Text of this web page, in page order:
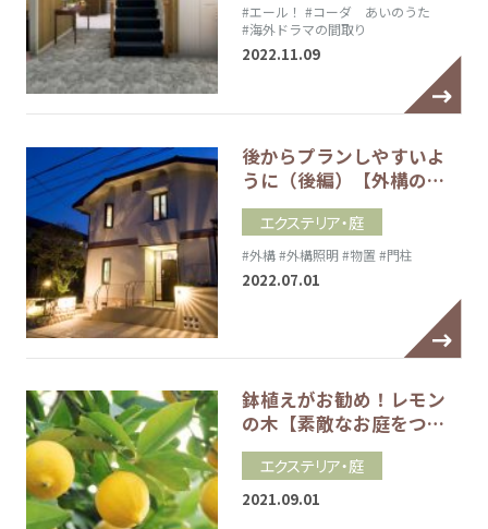
#エール！ #コーダ あいのうた
#海外ドラマの間取り
2022.11.09
後からプランしやすいよ
うに（後編）【外構の…
エクステリア・庭
#外構#外構照明 #物置 #門柱
2022.07.01
鉢植えがお勧め！レモン
の木【素敵なお庭をつ…
エクステリア・庭
2021.09.01